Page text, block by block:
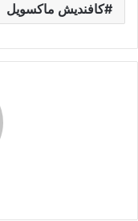
كافنديش ماكسويل